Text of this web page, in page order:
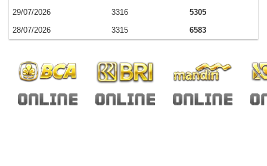
29/07/2026
3316
5305
28/07/2026
3315 6583